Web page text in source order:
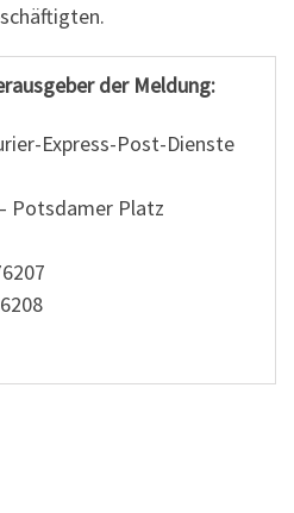
der Meldung:
Express-Post-Dienste
Potsdamer Platz